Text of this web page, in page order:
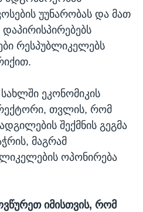
უუნარობას და მათ
რესპუბლიკელებს
ეკონომიკის
თვლის, რომ
შექმნის გეგმა
მაგრამ
ოპონირება
იმისთვის, რომ